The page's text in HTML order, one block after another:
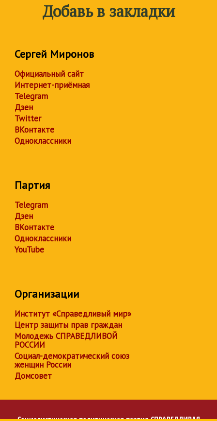
Добавь в закладки
Сергей Миронов
Официальный сайт
Интернет-приёмная
Telegram
Дзен
Twitter
ВКонтакте
Одноклассники
Партия
Telegram
Дзен
ВКонтакте
Одноклассники
YouTube
Организации
Институт «Справедливый мир»
Центр защиты прав граждан
Молодежь СПРАВЕДЛИВОЙ
РОССИИ
Социал-демократический союз
женщин России
Домсовет